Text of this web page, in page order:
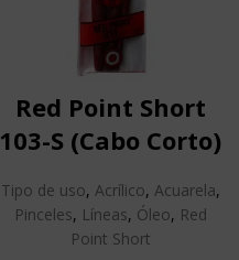
Red Point Short
103-S (Cabo Corto)
Tipo de uso, Acrílico, Acuarela,
Pinceles, Líneas, Óleo, Red
Point Short